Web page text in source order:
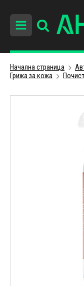
Начална страница
Грижа за кожа